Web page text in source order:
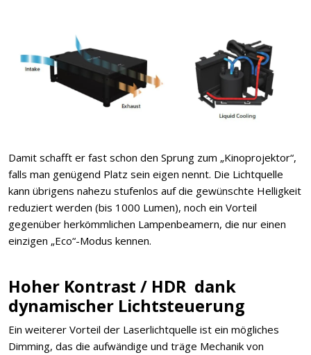
Damit schafft er fast schon den Sprung zum „Kinoprojektor“,
falls man genügend Platz sein eigen nennt. Die Lichtquelle
kann übrigens nahezu stufenlos auf die gewünschte Helligkeit
reduziert werden (bis 1000 Lumen), noch ein Vorteil
gegenüber herkömmlichen Lampenbeamern, die nur einen
einzigen „Eco“-Modus kennen.
Hoher Kontrast / HDR dank
dynamischer Lichtsteuerung
Ein weiterer Vorteil der Laserlichtquelle ist ein mögliches
Dimming, das die aufwändige und träge Mechanik von